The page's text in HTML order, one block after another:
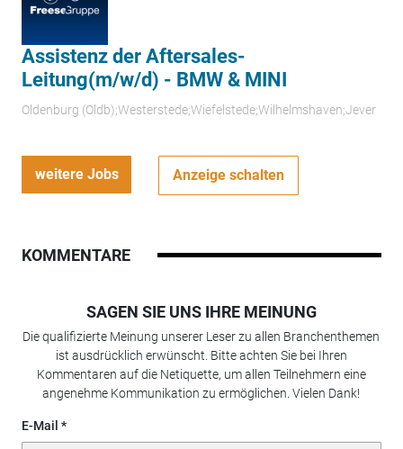
Assistenz der Aftersales-
Leitung(m/w/d) - BMW & MINI
Oldenburg (Oldb);Westerstede;Wiefelstede;Wilhelmshaven;Jever
weitere Jobs Anzeige schalten
KOMMENTARE
SAGEN SIE UNS IHRE MEINUNG
Die qualifizierte Meinung unserer Leser zu allen Branchenthemen
ist ausdrücklich erwünscht. Bitte achten Sie bei Ihren
Kommentaren auf die Netiquette, um allen Teilnehmern eine
angenehme Kommunikation zu ermöglichen. Vielen Dank!
E-Mail